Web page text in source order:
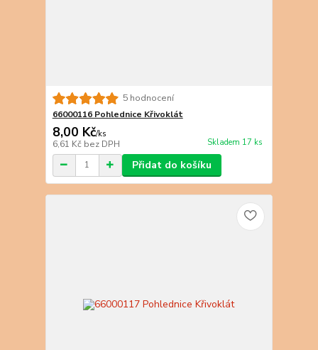
5 hodnocení
66000116 Pohlednice Křivoklát
8,00 Kč/ks
6,61 Kč bez DPH Skladem 17 ks
Přidat do košíku